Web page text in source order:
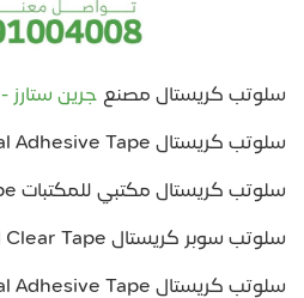
سلوتب كريستال مصنع جرين ستارز - Green Stars
سلوتب كريستال Crystal Adhesive Tape
سلوتب كريستال مكتبي للمكتبات Office Crystal Tape
سلوتب سوبر كريستال Super Crystal Clear Tape
سلوتب كريستال Crystal Adhesive Tape